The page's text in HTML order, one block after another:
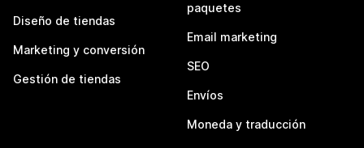
Diseño de tiendas
Marketing y conversión
Gestión de tiendas
paquetes
Email marketing
SEO
Envíos
Moneda y traducción